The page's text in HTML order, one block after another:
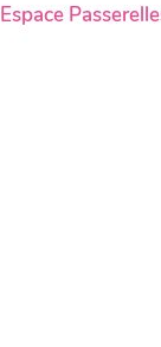
Espace